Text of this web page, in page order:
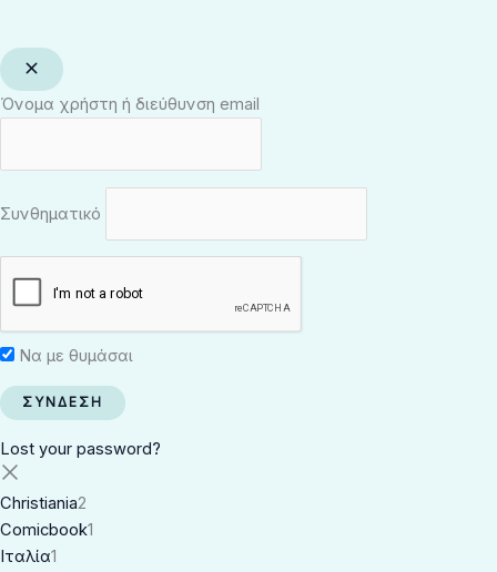
Όνομα χρήστη ή διεύθυνση email
Συνθηματικό
Να με θυμάσαι
Lost your password?
Christiania2
Comicbook1
Ιταλία1